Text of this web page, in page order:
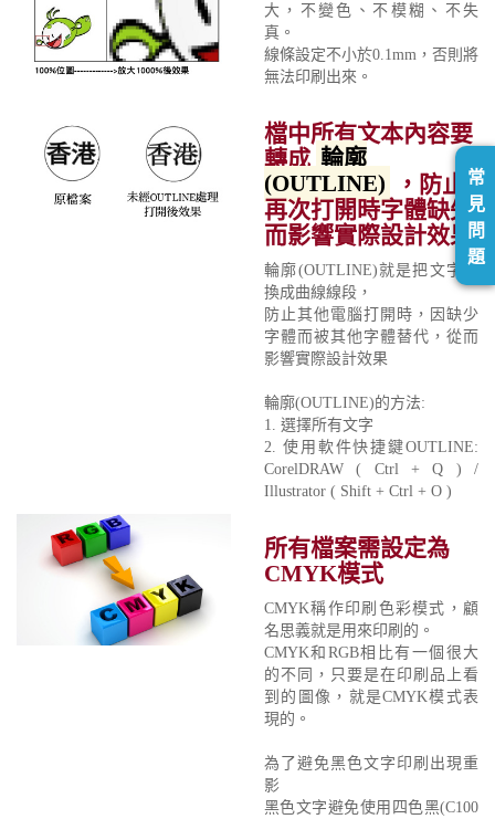
大，不變色、不模糊、不失
真。
線條設定不小於0.1mm，否則將
無法印刷出來。
檔中所有文本內容要
轉成 輪廓
(OUTLINE)
，防止
再次打開時字體缺失
而影響實際設計效果
輪廓(OUTLINE)就是把文字轉
換成曲線線段，
防止其他電腦打開時，因缺少
字體而被其他字體替代，從而
影響實際設計效果
輪廓(OUTLINE)的方法:
1. 選擇所有文字
2. 使用軟件快捷鍵OUTLINE:
CorelDRAW ( Ctrl + Q ) /
Illustrator ( Shift + Ctrl + O )
所有檔案需設定為
CMYK模式
CMYK稱作印刷色彩模式，顧
名思義就是用來印刷的。
CMYK和RGB相比有一個很大
的不同，只要是在印刷品上看
到的圖像，就是CMYK模式表
現的。
為了避免黑色文字印刷出現重
影
黑色文字避免使用四色黑(C100
常
見
問
題